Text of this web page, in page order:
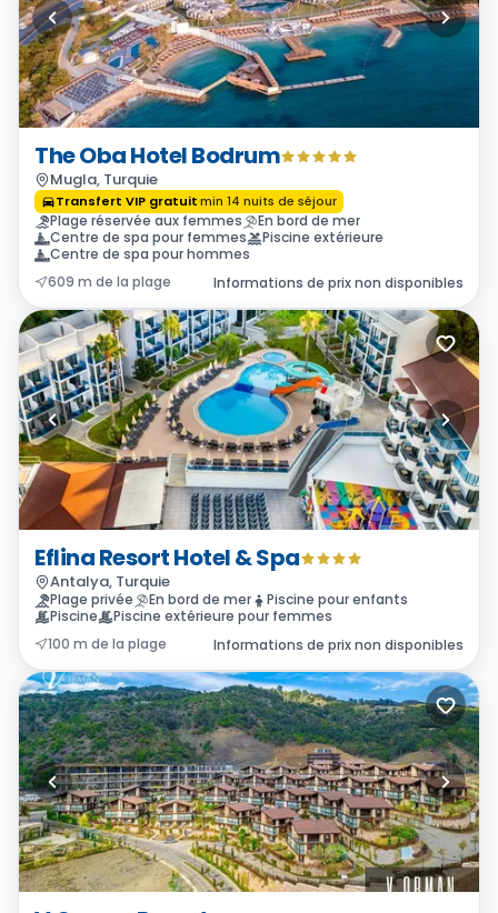
The Oba Hotel Bodrum
Mugla, Turquie
Transfert VIP gratuit·min 14 nuits de séjour
Plage réservée aux femmes
En bord de mer
Centre de spa pour femmes
Piscine extérieure
Centre de spa pour hommes
609 m de la plage
Informations de prix non disponibles
Eflina Resort Hotel & Spa
Antalya, Turquie
Plage privée En bord de mer
Piscine pour enfants
Piscine
Piscine extérieure pour femmes
100 m de la plage
Informations de prix non disponibles